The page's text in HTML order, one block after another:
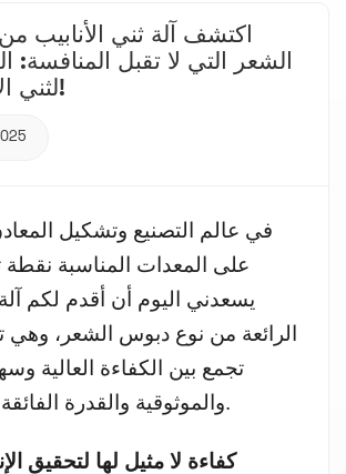
اكتشف آلة ثني الأنابيب
الشعر التي لا تقبل المنافسة:
لثني الأنابيب بدقة!
في عالم التصنيع وتشكيل
على المعدات المناسبة
يسعدني اليوم أن أقدم لكم آلة
الرائعة من نوع دبوس الشعر، وهي
تجمع بين الكفاءة العالية
والموثوقية والقدرة الفائقة على التكيف.
كفاءة لا مثيل لها لتحقيق